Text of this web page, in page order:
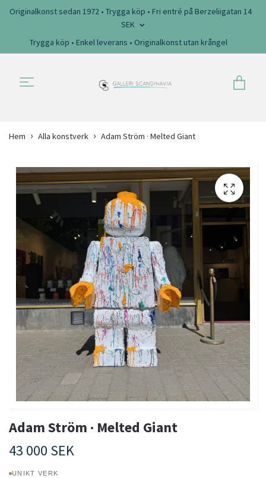
Originalkonst sedan 1972 • Trygga köp • Fri entré på Berzeliigatan 14
SEK
Trygga köp • Enkel leverans • Originalkonst utan krångel
Hem Alla konstverk Adam Ström · Melted Giant
Adam Ström · Melted Giant
43 000 SEK
UNIKT VERK